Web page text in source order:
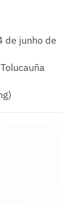
de junho de